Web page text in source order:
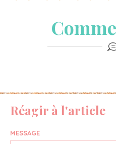
Réagir à l'article
MESSAGE